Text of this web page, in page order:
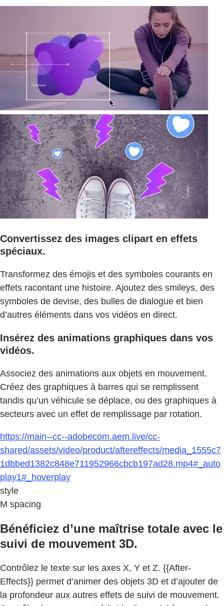
Convertissez des images clipart en effets
spéciaux.
Transformez des émojis et des symboles courants en
effets racontant une histoire. Ajoutez des smileys, des
symboles de devise, des bulles de dialogue et bien
d’autres éléments dans vos vidéos en direct.
Insérez des animations graphiques dans vos
vidéos.
Associez des animations aux objets en mouvement.
Créez des graphiques à barres qui se remplissent
tandis qu’un véhicule se déplace, ou des graphiques à
secteurs avec un effet de remplissage par rotation.
https://main--cc--adobecom.aem.live/cc-
shared/assets/video/product/aftereffects/media_1555c7
1dbbed1382c848e711952966cbcb197ad28.mp4#_auto
play1#_hoverplay
style
M spacing
Bénéficiez d’une maîtrise totale avec le
suivi de mouvement 3D.
Contrôlez le texte sur les axes X, Y et Z. {{After-
Effects}} permet d’animer des objets 3D et d’ajouter de
la profondeur aux autres effets de suivi de mouvement.